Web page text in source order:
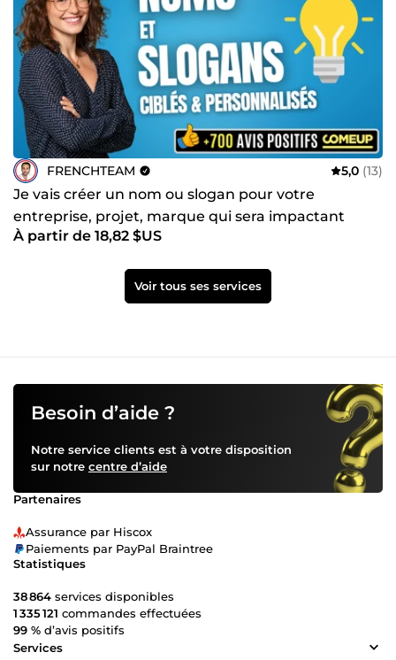
FRENCHTEAM 5,0 (13)
Je vais créer un nom ou slogan pour votre
entreprise, projet, marque qui sera impactant
À partir de 18,82 $US
Voir tous ses services
Besoin d’aide ?
Notre service clients est à votre disposition
sur notre centre d’aide
Partenaires
Assurance par Hiscox
Paiements par PayPal Braintree
Statistiques
38 864 services disponibles
1 335 121 commandes effectuées
99 % d’avis positifs
Services